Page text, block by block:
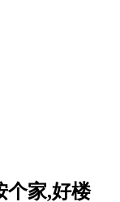
个家,好楼